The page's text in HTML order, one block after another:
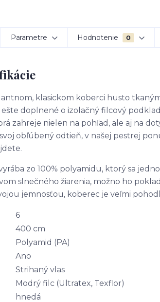
Parametre Hodnotenie 0
klasickom koberci husto
doplnené o izolačný filcový
zahreje nielen na pohľad, ale aj na
obľúbený odtieň, v našej pestrej
zo 100% polyamidu, ktorý sa
slnečného žiarenia, možno ho
jemnosťou, koberec je veľmi
6
400 cm
Polyamid (PA)
Ano
Strihaný vlas
Modrý filc (Ultratex, Texflor)
hnedá